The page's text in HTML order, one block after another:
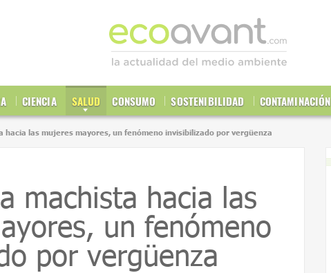
CIENCIA SALUD CONSUMO SOSTENIBILIDAD CONTAMINACIÓN
hacia las mujeres mayores, un fenómeno invisibilizado por vergüenza
machista hacia las
un fenómeno
por vergüenza